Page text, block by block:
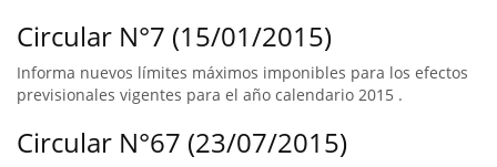
Circular N°7 (15/01/2015)
Informa nuevos límites máximos imponibles para los efectos
previsionales vigentes para el año calendario 2015 .
Circular N°67 (23/07/2015)